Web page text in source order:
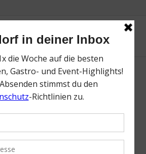
| Lieblingsladen | Mr.